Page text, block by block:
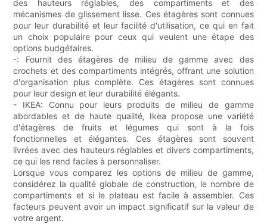
des hauteurs réglables, des compartiments et des
mécanismes de glissement lisse. Ces étagères sont connues
pour leur durabilité et leur facilité d'utilisation, ce qui en fait
un choix populaire pour ceux qui veulent une étape des
options budgétaires.
-: Fournit des étagères de milieu de gamme avec des
crochets et des compartiments intégrés, offrant une solution
d'organisation plus complète. Ces étagères sont connues
pour leur design et leur durabilité élégants.
- IKEA: Connu pour leurs produits de milieu de gamme
abordables et de haute qualité, Ikea propose une variété
d'étagères de fruits et légumes qui sont à la fois
fonctionnelles et élégantes. Ces étagères sont souvent
livrées avec des hauteurs réglables et divers compartiments,
ce qui les rend faciles à personnaliser.
Lorsque vous comparez les options de milieu de gamme,
considérez la qualité globale de construction, le nombre de
compartiments et si le plateau est facile à assembler. Ces
facteurs peuvent avoir un impact significatif sur la valeur de
votre argent.